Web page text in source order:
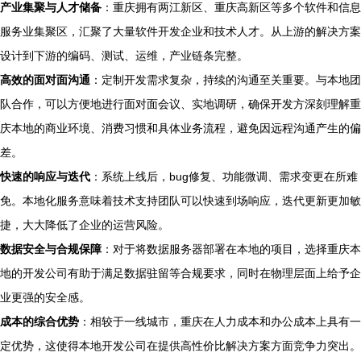
产业集聚与人才储备 ：重庆拥有两江新区、重庆高新区等多个软件和信息
服务业集聚区，汇聚了大量软件开发企业和技术人才。从上游的解决方案
设计到下游的编码、测试、运维，产业链条完整。
高效的面对面沟通 ：定制开发需求复杂，持续的沟通至关重要。与本地团
队合作，可以方便地进行面对面会议、实地调研，确保开发方深刻理解重
庆本地的商业环境、消费习惯和具体业务流程，避免因远程沟通产生的偏
差。
快速的响应与迭代 ：系统上线后，bug修复、功能微调、需求变更在所难
免。本地化服务意味着技术支持团队可以快速到场响应，迭代更新更加敏
捷，大大降低了企业的运营风险。
数据安全与合规保障 ：对于将数据服务器部署在本地的项目，选择重庆本
地的开发公司有助于满足数据驻留等合规要求，同时在物理层面上给予企
业更强的安全感。
成本的综合优势 ：相较于一线城市，重庆在人力成本和办公成本上具有一
定优势，这使得本地开发公司在提供高性价比解决方案方面竞争力突出。